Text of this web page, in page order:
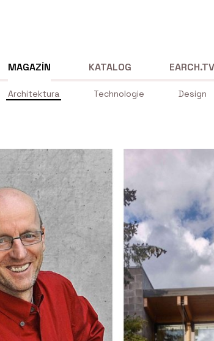
MAGAZÍN
Architektura Technologie Design
KATALOG EARCH.TV